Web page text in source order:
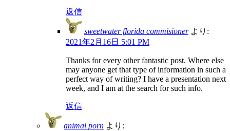
返信
sweetwater florida commisioner より:
2021年2月16日 5:01 PM
Thanks for every other fantastic post. Where else
may anyone get that type of information in such a
perfect way of writing? I have a presentation next
week, and I am at the search for such info.
返信
animal porn より: